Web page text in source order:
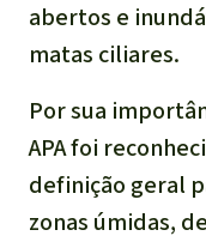
abertos e
matas ciliares.
Por sua
APA foi
definição geral
zonas úmidas,